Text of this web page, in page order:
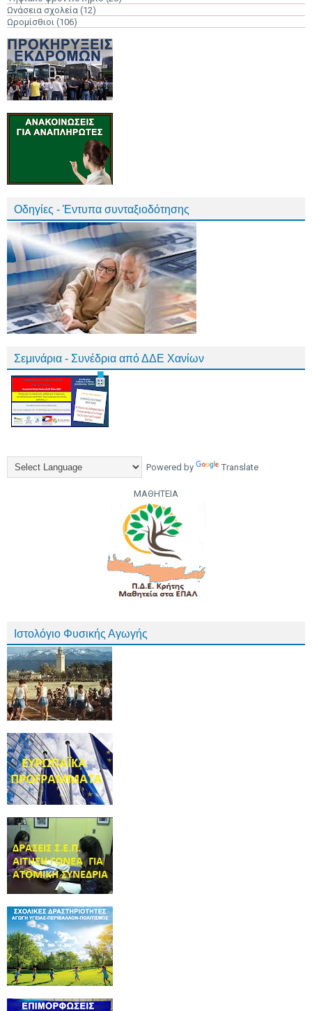
Ωνάσεια σχολεία (12)
Ωρομίσθιοι (106)
Οδηγίες - Έντυπα συνταξιοδότησης
Σεμινάρια - Συνέδρια από ΔΔΕ Χανίων
Powered by Translate
ΜΑΘΗΤΕΙΑ
Ιστολόγιο Φυσικής Αγωγής